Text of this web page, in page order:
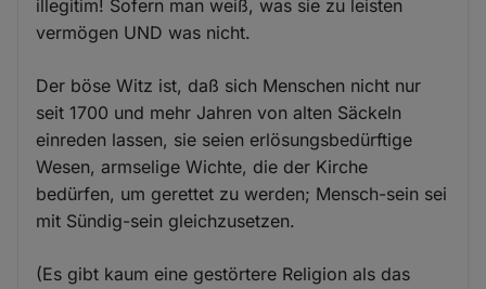
illegitim! Sofern man weiß, was sie zu leisten
vermögen UND was nicht.
Der böse Witz ist, daß sich Menschen nicht nur
seit 1700 und mehr Jahren von alten Säckeln
einreden lassen, sie seien erlösungsbedürftige
Wesen, armselige Wichte, die der Kirche
bedürfen, um gerettet zu werden; Mensch-sein sei
mit Sündig-sein gleichzusetzen.
(Es gibt kaum eine gestörtere Religion als das